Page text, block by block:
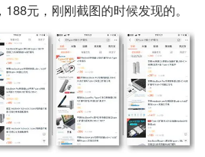
元，刚刚截图的时候发现的。